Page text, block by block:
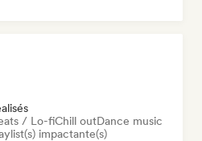
/ Lo-fiChill outDance music
impactante(s)